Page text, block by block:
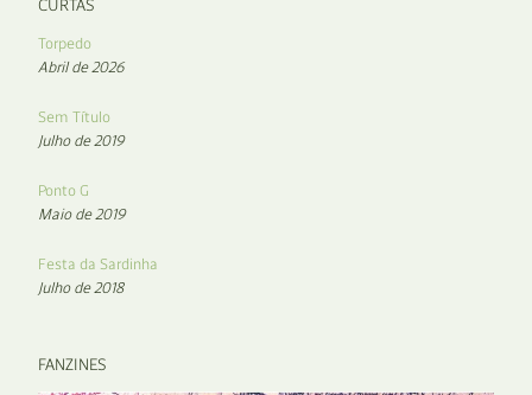
CURTAS
Torpedo
Abril de 2026
Sem Título
Julho de 2019
Ponto G
Maio de 2019
Festa da Sardinha
Julho de 2018
FANZINES